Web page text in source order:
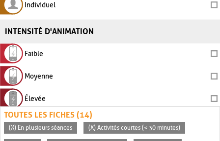
Individuel
INTENSITÉ D'ANIMATION
Faible
Moyenne
Élevée
TOUTES LES FICHES (14)
(X) En plusieurs séances (X) Activités courtes (< 30 minutes)